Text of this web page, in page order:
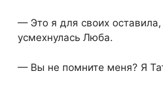
— Это я для своих оставила,
усмехнулась Люба.
— Вы не помните меня? Я